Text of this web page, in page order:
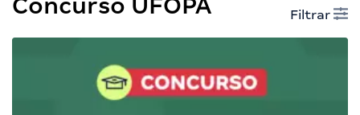
Concurso UFOPA Filtrar